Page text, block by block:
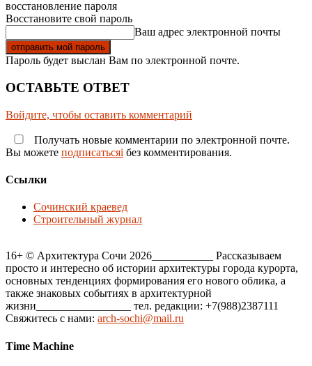
восстановление пароля
Восстановите свой пароль
Ваш адрес электронной почты
Пароль будет выслан Вам по электронной почте.
ОСТАВЬТЕ ОТВЕТ
Войдите, чтобы оставить комментарий
Получать новые комментарии по электронной почте.
Вы можете подписатьсяi без комментирования.
Ссылки
Сочинский краевед
Строительный журнал
16+ © Архитектура Сочи 2026___________ Рассказываем
просто и интересно об истории архитектуры города курорта,
основных тенденциях формирования его нового облика, а
также знаковых событиях в архитектурной
жизни_________________ тел. редакции: +7(988)2387111
Свяжитесь с нами: arch-sochi@mail.ru
Time Machine